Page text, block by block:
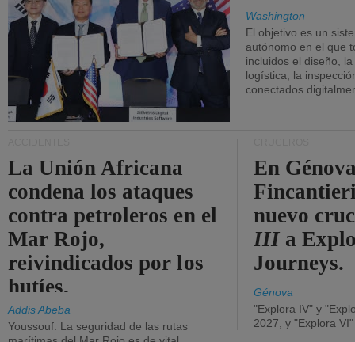
Washington
El objetivo es un
autónomo en el que
incluidos el diseño,
logística, la
conectados
La Unión Africana
condena los ataques
contra petroleros en el
Mar Rojo,
reivindicados por los
hutíes.
Addis Abeba
Youssouf: La seguridad de las rutas
En
nuevo
III a
Journeys.
Génova
"Explora IV" y
2027, y "Explora